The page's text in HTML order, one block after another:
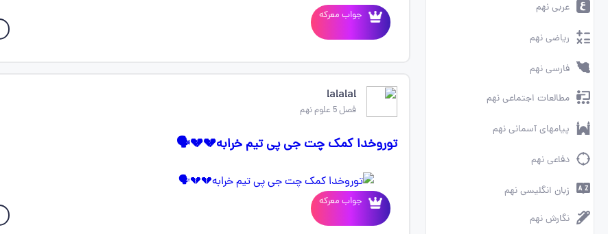
عربی نهم
ریاضی نهم
فارسی نهم
مطالعات اجتماعی نهم
پیامهای آسمانی نهم
دفاعی نهم
زبان انگلیسی نهم
نگارش نهم
جواب معرکه
lalalal
فصل 5 علوم نهم
توروخدا کمک چت جی پی تیم خرابه💔💔🗣️
جواب معرکه